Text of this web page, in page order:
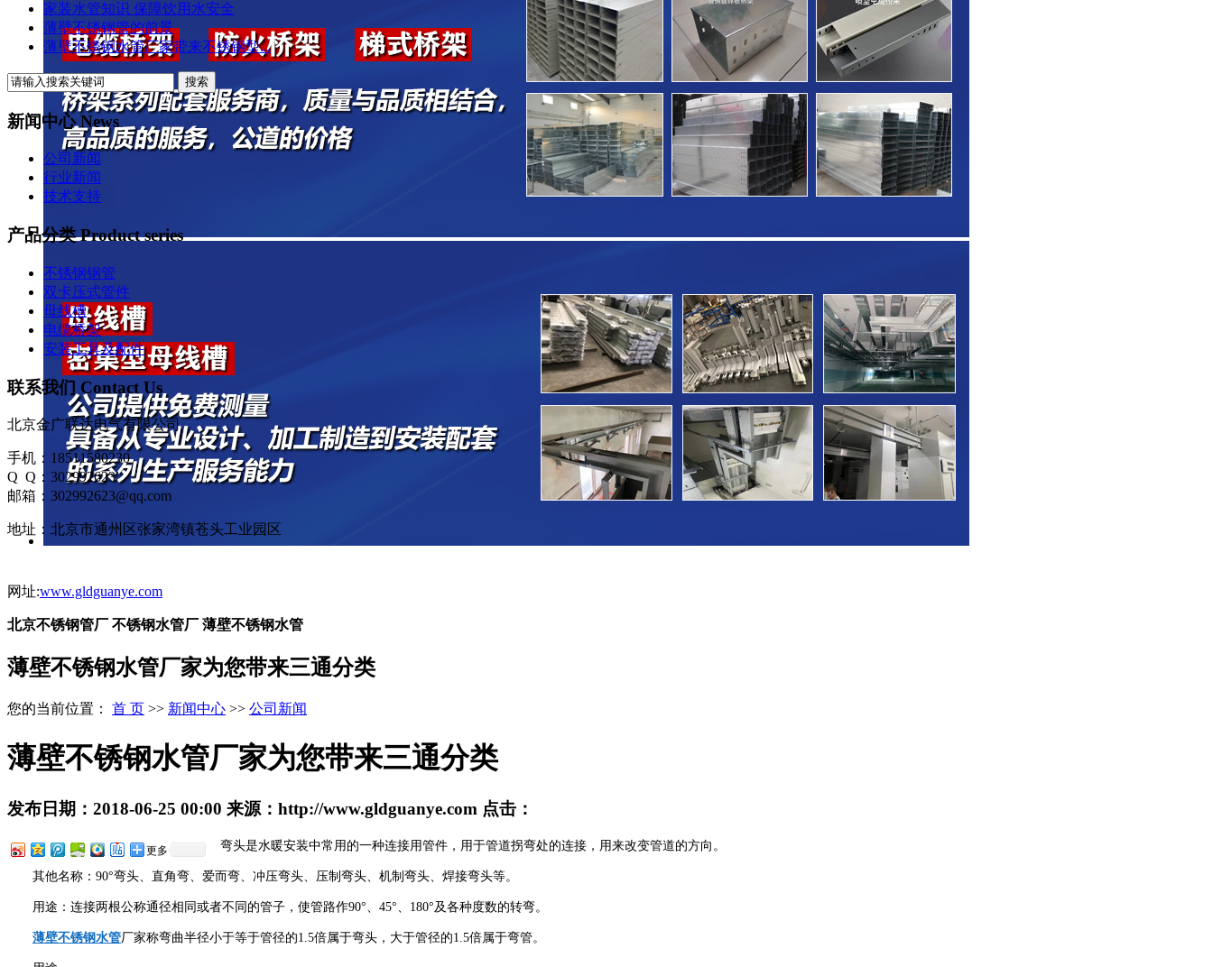
家装水管知识 保障饮用水安全
薄壁不锈钢管的前景
薄壁不锈钢水管厂家带来不锈钢型...
新闻中心 News
公司新闻
行业新闻
技术支持
产品分类 Product series
不锈钢钢管
双卡压式管件
母线槽
电缆桥架
安装工具及配件
联系我们 Contact Us
北京金广联达电气有限公司
手机：18511580230
Q Q：302992623
邮箱：302992623@qq.com
地址：北京市通州区张家湾镇苍头工业园区
网址:www.gldguanye.com
北京不锈钢管厂 不锈钢水管厂 薄壁不锈钢水管
薄壁不锈钢水管厂家为您带来三通分类
您的当前位置： 首 页 >> 新闻中心 >> 公司新闻
薄壁不锈钢水管厂家为您带来三通分类
发布日期： 2018-06-25 00:00 来源： http://www.gldguanye.com 点击：
更多 弯头是水暖安装中常用的一种连接用管件，用于管道拐弯处的连接，用来改变管道的方向。
其他名称：90°弯头、直角弯、爱而弯、冲压弯头、压制弯头、机制弯头、焊接弯头等。
用途：连接两根公称通径相同或者不同的管子，使管路作90°、45°、180°及各种度数的转弯。
薄壁不锈钢水管厂家称弯曲半径小于等于管径的1.5倍属于弯头，大于管径的1.5倍属于弯管。